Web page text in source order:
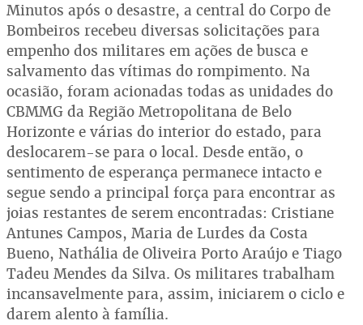
Minutos após o desastre, a central do Corpo de
Bombeiros recebeu diversas solicitações para
empenho dos militares em ações de busca e
salvamento das vítimas do rompimento. Na
ocasião, foram acionadas todas as unidades do
CBMMG da Região Metropolitana de Belo
Horizonte e várias do interior do estado, para
deslocarem-se para o local. Desde então, o
sentimento de esperança permanece intacto e
segue sendo a principal força para encontrar as
joias restantes de serem encontradas: Cristiane
Antunes Campos, Maria de Lurdes da Costa
Bueno, Nathália de Oliveira Porto Araújo e Tiago
Tadeu Mendes da Silva. Os militares trabalham
incansavelmente para, assim, iniciarem o ciclo e
darem alento à família.